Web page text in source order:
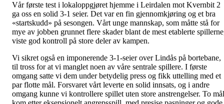
Vår første test i lokaloppgjøret hjemme i Leirdalen mot Kvernbit 2
ga oss en solid 3-1 seier. Det var en fin gjennomkjøring og et bra
«startskudd» på sesongen. Vårt unge mannskap, som måtte stå for
mye av jobben grunnet flere skader blant de mest etablerte
viste god kontroll på store deler av kampen.
Vi sikret også en imponerende 3-1-seier over Lindås på bortebane,
til tross for at vi manglet noen av våre sentrale spillere. I første
omgang satte vi dem under betydelig press og fikk uttelling med et
par flotte mål. Forsvaret vårt leverte en solid innsats, og i andre
omgang kunne vi kontrollere spillet uten store anstrengelser. To mål